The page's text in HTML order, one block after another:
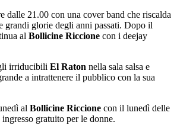
dalle 21.00 con una cover band che riscalda
grandi glorie degli anni passati. Dopo il
al Bollicine Riccione con i deejay
irriducibili El Raton nella sala salsa e
a intrattenere il pubblico con la sua
al Bollicine Riccione con il lunedì delle
gratuito per le donne.